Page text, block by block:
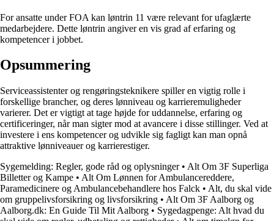
For ansatte under FOA kan løntrin 11 være relevant for ufaglærte
medarbejdere. Dette løntrin angiver en vis grad af erfaring og
kompetencer i jobbet.
Opsummering
Serviceassistenter og rengøringsteknikere spiller en vigtig rolle i
forskellige brancher, og deres lønniveau og karrieremuligheder
varierer. Det er vigtigt at tage højde for uddannelse, erfaring og
certificeringer, når man sigter mod at avancere i disse stillinger. Ved at
investere i ens kompetencer og udvikle sig fagligt kan man opnå
attraktive lønniveauer og karrierestiger.
Sygemelding: Regler, gode råd og oplysninger• Alt Om 3F Superliga
Billetter og Kampe • Alt Om Lønnen for Ambulancereddere,
Paramedicinere og Ambulancebehandlere hos Falck • Alt, du skal vide
om gruppelivsforsikring og livsforsikring • Alt Om 3F Aalborg og
Aalborg.dk: En Guide Til Mit Aalborg • Sygedagpenge: Alt hvad du